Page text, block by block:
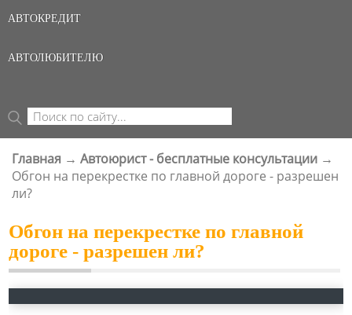
АВТОКРЕДИТ
АВТОЛЮБИТЕЛЮ
ФОРМА ПОИСКА
Поиск
ВЫ ЗДЕСЬ
Главная → Автоюрист - бесплатные консультации →
Обгон на перекрестке по главной дороге - разрешен
ли?
Обгон на перекрестке по главной
дороге - разрешен ли?